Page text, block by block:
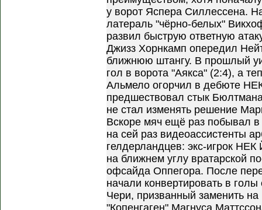
у ворот Яспера Силлессена.
латераль "чёрно-белых"
развил быструю ответную
Джизз Хорнкамп опередил
ближнюю штангу. В прошлый
гол в ворота "Аякса" (2:4), а
Альмело огорчил в дебюте
предшествовал стык
не стал изменять решение
Вскоре мяч ещё раз побывал в
на сей раз видеоассистенты
гелдерландцев: экс-игрок
на ближнем углу вратарской
офсайда Оппегора. После
начали конвертировать в
Чери, призванный заменить
"Копенгаген" Магнуса